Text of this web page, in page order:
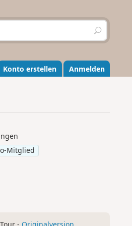
S
u
h
e
n
Konto erstellen Anmelden
Mitglied
- Originalversion